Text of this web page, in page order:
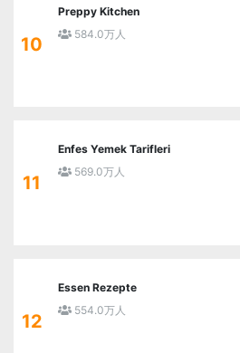
10
Preppy Kitchen
584.0万人
11
Enfes Yemek Tarifleri
569.0万人
12
Essen Rezepte
554.0万人